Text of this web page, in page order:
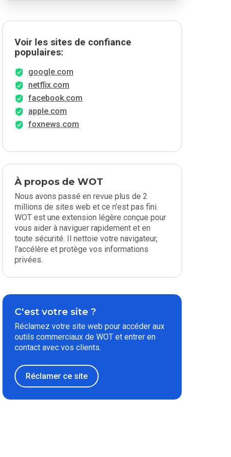
Voir les sites de confiance
populaires:
google.com
netflix.com
facebook.com
apple.com
foxnews.com
À propos de WOT
Nous avons passé en revue plus de 2
millions de sites web et ce n'est pas fini.
WOT est une extension légère conçue pour
vous aider à naviguer rapidement et en
toute sécurité. Il nettoie votre navigateur,
l'accélère et protège vos informations
privées.
C'est votre site ?
Réclamez votre site web pour accéder aux
outils commerciaux de WOT et entrer en
contact avec vos clients.
Réclamer ce site